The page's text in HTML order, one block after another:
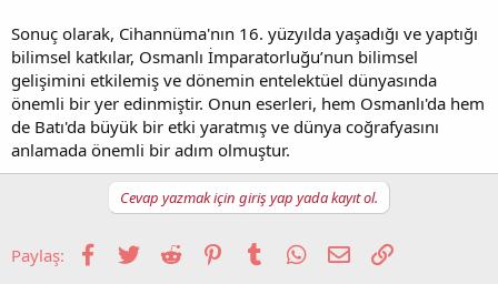
Sonuç olarak, Cihannüma'nın 16. yüzyılda yaşadığı ve yaptığı
bilimsel katkılar, Osmanlı İmparatorluğu’nun bilimsel
gelişimini etkilemiş ve dönemin entelektüel dünyasında
önemli bir yer edinmiştir. Onun eserleri, hem Osmanlı'da hem
de Batı'da büyük bir etki yaratmış ve dünya coğrafyasını
anlamada önemli bir adım olmuştur.
Cevap yazmak için giriş yap yada kayıt ol.
Paylaş: Facebook
TwitterReddit PinterestTumblrWhatsApp
E-postaLink